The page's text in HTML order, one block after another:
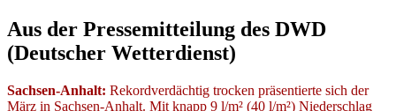
Aus der Pressemitteilung des DWD
(Deutscher Wetterdienst)
Sachsen-Anhalt: Rekordverdächtig trocken präsentierte sich der
März in Sachsen-Anhalt. Mit knapp 9 l/m² (40 l/m²) Niederschlag